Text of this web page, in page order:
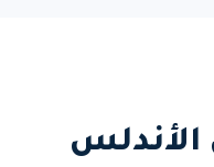
الأندلس